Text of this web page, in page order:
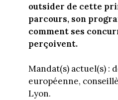
outsider de cette
parcours, son
comment ses
perçoivent.
Mandat(s) actuel(s) :
européenne,
Lyon.